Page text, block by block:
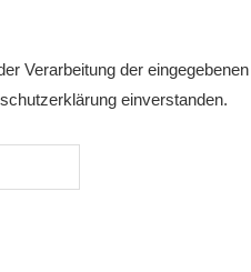
Verarbeitung der eingegebenen
einverstanden.